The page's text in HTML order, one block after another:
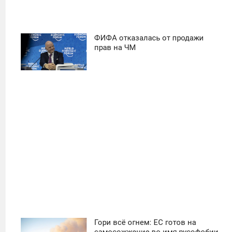
ФИФА отказалась от продажи
прав на ЧМ
Гори всё огнем: ЕС готов на